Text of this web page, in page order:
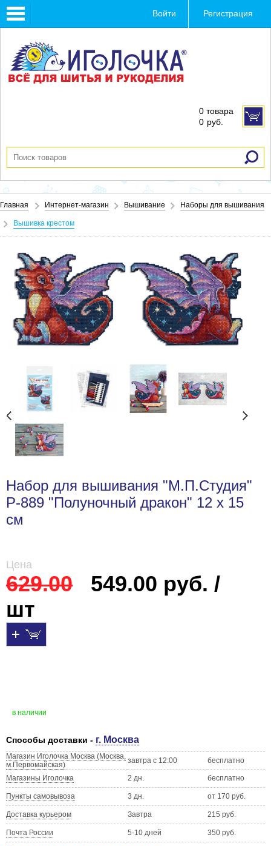
Toggle
navigation
Войти Регистрация
0 товара
0 руб.
Главная Интернет-магазин Вышивание Наборы для вышивания
Вышивка крестом
Набор для вышивания "М.П.Студия"
Р-889 "Полуночный дракон" 12 х 15
см
Цена
629.00
549.00 руб. /
шт
в наличии
Способы доставки - г. Москва
Магазин Иголочка Москва (Москва,
м.Первомайская)
завтра с 12:00 бесплатно
Магазины Иголочка 2 дн. бесплатно
Пункты самовывоза 3 дн. от 170 руб.
Доставка курьером Завтра 215 руб.
Почта России 5-10 дней 350 руб.